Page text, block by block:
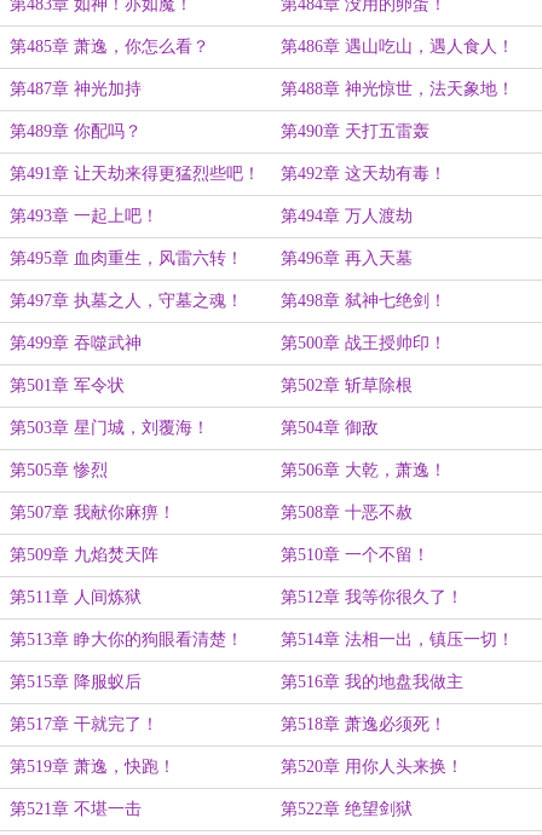
第483章 如神！亦如魔！ 第484章 没用的卵蛋！
第485章 萧逸，你怎么看？ 第486章 遇山吃山，遇人食人！
第487章 神光加持 第488章 神光惊世，法天象地！
第489章 你配吗？ 第490章 天打五雷轰
第491章 让天劫来得更猛烈些吧！ 第492章 这天劫有毒！
第493章 一起上吧！ 第494章 万人渡劫
第495章 血肉重生，风雷六转！ 第496章 再入天墓
第497章 执墓之人，守墓之魂！ 第498章 弑神七绝剑！
第499章 吞噬武神 第500章 战王授帅印！
第501章 军令状 第502章 斩草除根
第503章 星门城，刘覆海！ 第504章 御敌
第505章 惨烈 第506章 大乾，萧逸！
第507章 我献你麻痹！ 第508章 十恶不赦
第509章 九焰焚天阵 第510章 一个不留！
第511章 人间炼狱 第512章 我等你很久了！
第513章 睁大你的狗眼看清楚！ 第514章 法相一出，镇压一切！
第515章 降服蚁后 第516章 我的地盘我做主
第517章 干就完了！ 第518章 萧逸必须死！
第519章 萧逸，快跑！ 第520章 用你人头来换！
第521章 不堪一击 第522章 绝望剑狱